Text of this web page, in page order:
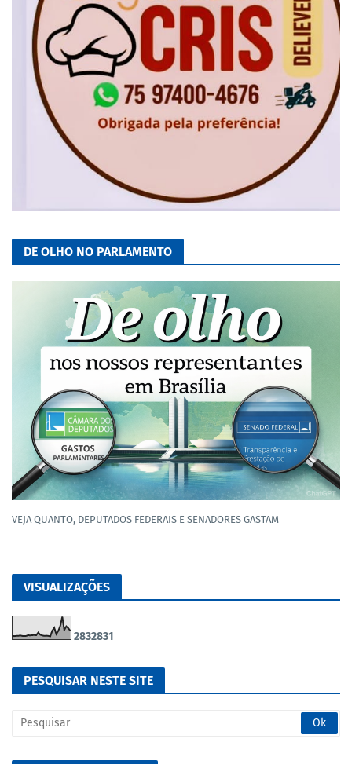
DE OLHO NO PARLAMENTO
VEJA QUANTO, DEPUTADOS FEDERAIS E SENADORES GASTAM
VISUALIZAÇÕES
2832831
PESQUISAR NESTE SITE